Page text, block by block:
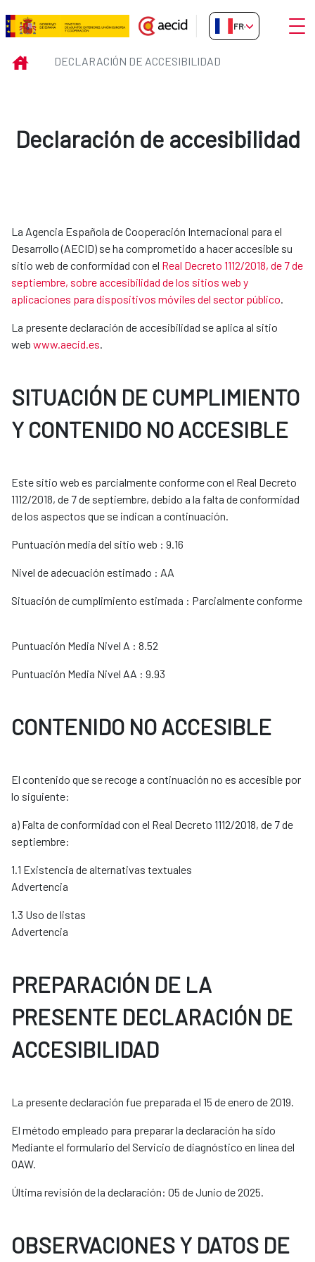
Saut au contenu principal
Declaración de accesibilidad
FR-FR
INICIODECLARACIÓN DE ACCESIBILIDAD
Declaración de accesibilidad
La Agencia Española de Cooperación Internacional para el
Desarrollo (AECID) se ha comprometido a hacer accesible su
sitio web de conformidad con el Real Decreto 1112/2018, de 7 de
septiembre, sobre accesibilidad de los sitios web y
aplicaciones para dispositivos móviles del sector público.
La presente declaración de accesibilidad se aplica al sitio
web www.aecid.es.
SITUACIÓN DE CUMPLIMIENTO
Y CONTENIDO NO ACCESIBLE
Este sitio web es parcialmente conforme con el Real Decreto
1112/2018, de 7 de septiembre, debido a la falta de conformidad
de los aspectos que se indican a continuación.
Puntuación media del sitio web : 9.16
Nivel de adecuación estimado : AA
Situación de cumplimiento estimada : Parcialmente conforme
Puntuación Media Nivel A : 8.52
Puntuación Media Nivel AA : 9.93
CONTENIDO NO ACCESIBLE
El contenido que se recoge a continuación no es accesible por
lo siguiente:
a) Falta de conformidad con el Real Decreto 1112/2018, de 7 de
septiembre:
1.1 Existencia de alternativas textuales
Advertencia
1.3 Uso de listas
Advertencia
PREPARACIÓN DE LA
PRESENTE DECLARACIÓN DE
ACCESIBILIDAD
La presente declaración fue preparada el 15 de enero de 2019.
El método empleado para preparar la declaración ha sido
Mediante el formulario del Servicio de diagnóstico en línea del
OAW.
Última revisión de la declaración: 05 de Junio de 2025.
OBSERVACIONES Y DATOS DE